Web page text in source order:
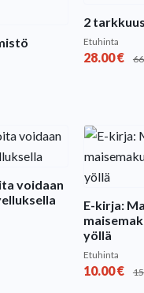
2
Etuhinta
28.00€
voidaan
E-kirja:
yöllä
Etuhinta
10.00€